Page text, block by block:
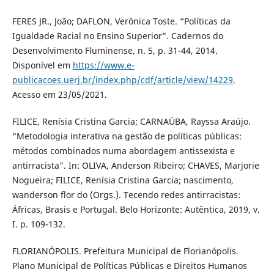
FERES JR., João; DAFLON, Verônica Toste. “Políticas da
Igualdade Racial no Ensino Superior”. Cadernos do
Desenvolvimento Fluminense, n. 5, p. 31-44, 2014.
Disponível em https://www.e-
publicacoes.uerj.br/index.php/cdf/article/view/14229.
Acesso em 23/05/2021.
FILICE, Renísia Cristina Garcia; CARNAÚBA, Rayssa Araújo.
“Metodologia interativa na gestão de políticas públicas:
métodos combinados numa abordagem antissexista e
antirracista”. In: OLIVA, Anderson Ribeiro; CHAVES, Marjorie
Nogueira; FILICE, Renísia Cristina Garcia; nascimento,
wanderson flor do (Orgs.). Tecendo redes antirracistas:
Áfricas, Brasis e Portugal. Belo Horizonte: Autêntica, 2019, v.
I. p. 109-132.
FLORIANÓPOLIS. Prefeitura Municipal de Florianópolis.
Plano Municipal de Políticas Públicas e Direitos Humanos